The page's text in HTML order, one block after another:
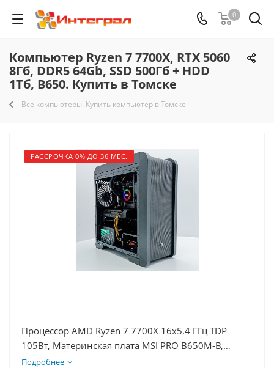
0
Компьютер Ryzen 7 7700X, RTX 5060
8Гб, DDR5 64Gb, SSD 500Гб + HDD
1Тб, B650. Купить в Томске
Все компьютеры. Купить компьютер в Томске
РАССРОЧКА 0% ДО 36 МЕС.
Процессор AMD Ryzen 7 7700X 16x5.4 ГГц TDP
105Вт, Материнская плата MSI PRO B650M-B,
Видеокарта RTX 5060 8Гб, Память DDR5 64Gb,
Подробнее